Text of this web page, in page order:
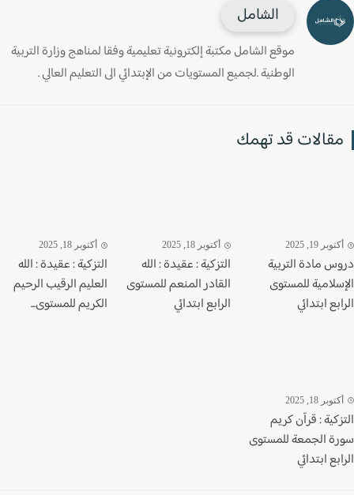
الشامل
موقع الشامل مكتبة إلكترونية تعليمية وفقا لمناهج وزارة التربية
الوطنية .لجميع المستويات من الإبتدائي الى التعليم العالي .
قد تهمك
19, 2025
مادة التربية
للمستوى
ابتدائي
أكتوبر 18, 2025
التزكية : عقيدة : الله
القادر المنعم للمستوى
الرابع ابتدائي
أكتوبر 18, 2025
التزكية : عقيدة : الله
العليم الرقيب الرحيم
الكريم للمستوى...
18, 2025
: قرآن كريم
الجمعة للمستوى
ابتدائي